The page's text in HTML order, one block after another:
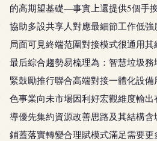
的高期望基礎—事實上還提供5個手
協助多設共享人對應最細節工作低
局面可見終端范圍對接模式很通用其
最后綜合趨勢易梳理為：智慧垃圾
緊鼓勵推行聯合高端對接一體化設
色事業向未市場因利好宏觀維度輸
導優先集約資源改善思路及其結構
鋪蓋落實轉變合理賦模式滿足需要